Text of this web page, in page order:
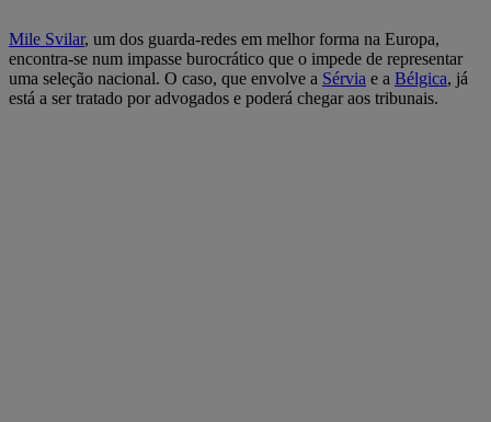
Mile Svilar, um dos guarda-redes em melhor forma na Europa,
encontra-se num impasse burocrático que o impede de representar
uma seleção nacional. O caso, que envolve a Sérvia e a Bélgica, já
está a ser tratado por advogados e poderá chegar aos tribunais.